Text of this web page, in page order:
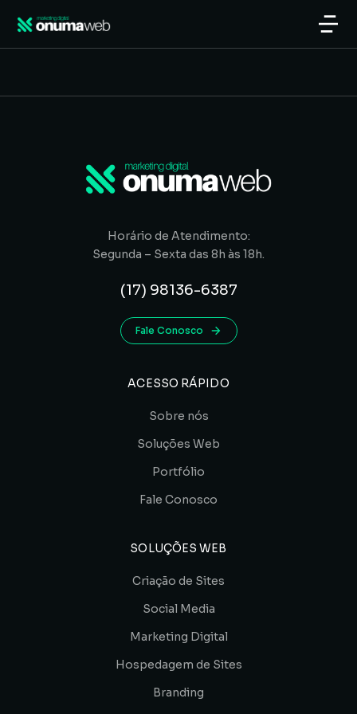
Horário de Atendimento:
Segunda – Sexta das 8h às 18h.
(17) 98136-6387
Fale Conosco
ACESSO RÁPIDO
Sobre nós
Soluções Web
Portfólio
Fale Conosco
SOLUÇÕES WEB
Criação de Sites
Social Media
Marketing Digital
Hospedagem de Sites
Branding